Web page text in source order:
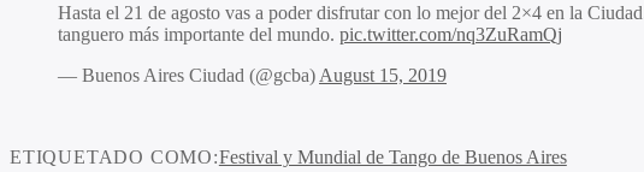
Hasta el 21 de agosto vas a poder disfrutar con lo mejor del 2×4 en la
tanguero más importante del mundo. pic.twitter.com/nq3ZuRamQj
— Buenos Aires Ciudad (@gcba) August 15, 2019
ETIQUETADO COMO:Festival y Mundial de Tango de Buenos Aires